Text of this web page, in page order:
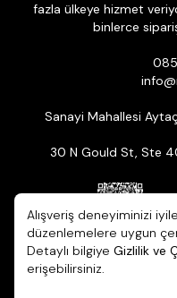
Alışveriş deneyiminizi
düzenlemelere uygun
Detaylı bilgiye Gizlilik ve
erişebilirsiniz.
fazla ülkeye hizmet
binlerce
Sanayi Mahallesi
30 N Gould St, Ste
© 2026 Markapia | Tüm